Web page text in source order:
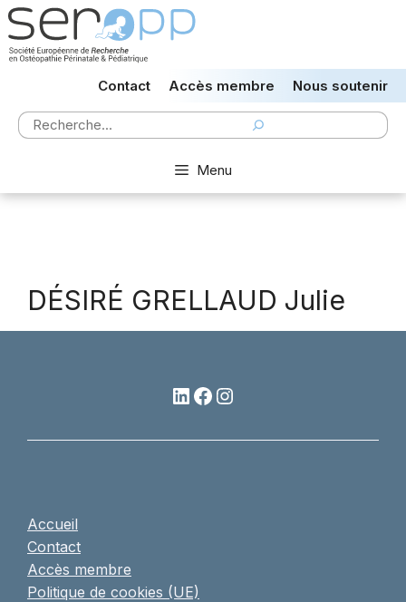
Aller
au
contenu
Contact Accès membre Nous soutenir
Rechercher
Menu
DÉSIRÉ GRELLAUD Julie
LinkedIn
Facebook
Instagram
Accueil
Contact
Accès membre
Politique de cookies (UE)